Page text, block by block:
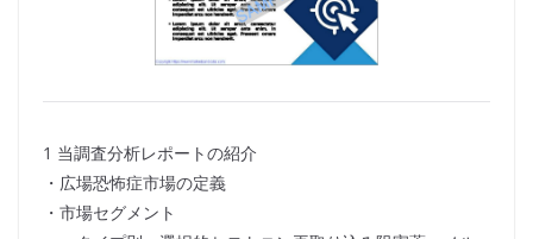
1 当調査分析レポートの紹介
・広場恐怖症市場の定義
・市場セグメント